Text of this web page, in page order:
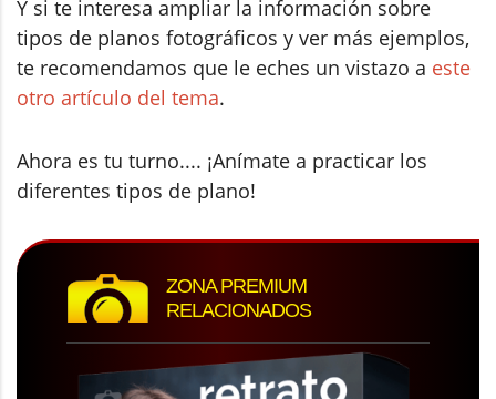
Y si te interesa ampliar la información sobre
tipos de planos fotográficos y ver más ejemplos,
te recomendamos que le eches un vistazo a este
otro artículo del tema.
Ahora es tu turno.... ¡Anímate a practicar los
diferentes tipos de plano!
ZONA PREMIUM
RELACIONADOS